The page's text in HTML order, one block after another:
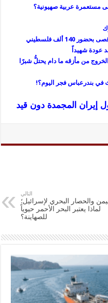
مستعمرة عربية صهيونية؟
ألف فلسطيني
عودة شهيداً
من مأزقه ما دام يحتلُّ شبرًا
في بندرعباس فجر اليوم؟!
إيران المجمدة دون قيد
التالي
والحصار البحري لإسرائيل؛
لماذا يعتبر البحر الأحمر حيوياً
للصهاينة؟